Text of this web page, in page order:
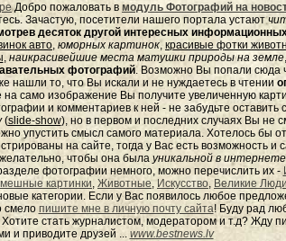
Добро пожаловать в модуль Фотографий на
Зачастую, посетители нашего портала устают
десяток другой интересных
авто, юморных картинок, красивые фотки
, наикрасивейшие места матушки природы на земле,
фотографий. Возможно Вы попали сюда
нашли то, что Вы искали и не нуждаетесь в чтении
само изображение Вы получите увеличенную
и комментариев к ней - не забудьте оставить
(slide-show), но в первом и последних случаях Вы не
упустить смысл самого материала. Хотелось бы
на сайте, тогда у Вас есть возможность и
чтобы она была уникальной в интернете
фотографии немного, можно перечислить их -
картинки, Животные,Искусство, Великие Люди
категории. Если у Вас появилось любое
смело пишите мне в личную почту сайта! Буду рад
Хотите стать журналистом, модератором и т.д? Жду
и приводите друзей ... www.bestnews.lv